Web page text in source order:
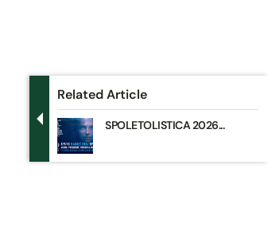
Related Article
SPOLETOLISTICA 2026...